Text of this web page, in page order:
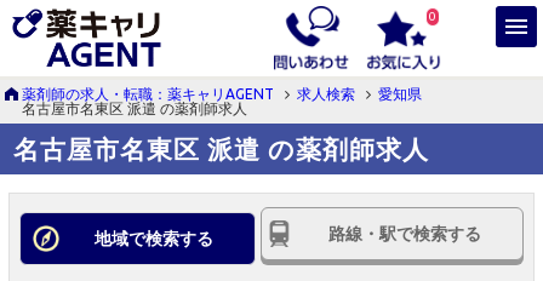
0
薬剤師の求人・転職：薬キャリAGENT 求人検索
愛知県
名古屋市名東区 派遣 の薬剤師求人
名古屋市名東区 派遣 の薬剤師求人
地域で検索する 路線・駅で検索する